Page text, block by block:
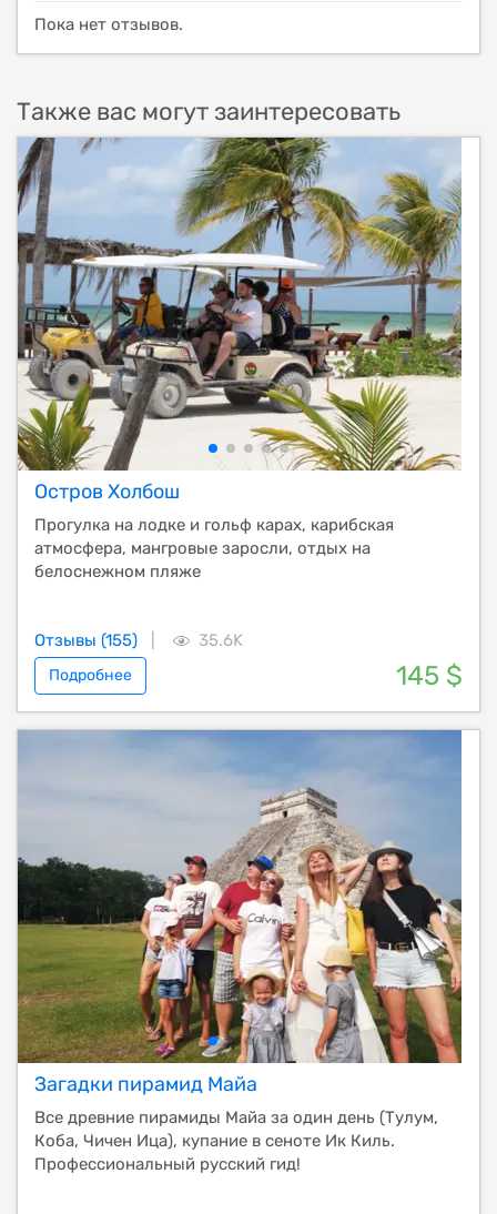
Пока нет отзывов.
Также вас могут заинтересовать
Остров Холбош
Прогулка на лодке и гольф карах, карибская
атмосфера, мангровые заросли, отдых на
белоснежном пляже
Отзывы (155) 35.6K
Подробнее 145 $
Загадки пирамид Майа
Все древние пирамиды Майа за один день (Тулум,
Коба, Чичен Ица), купание в сеноте Ик Киль.
Профессиональный русский гид!